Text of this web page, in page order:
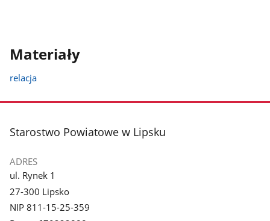
Materiały
relacja
stopka
Starostwo Powiatowe w Lipsku
ADRES
ul. Rynek 1
27-300 Lipsko
NIP 811-15-25-359